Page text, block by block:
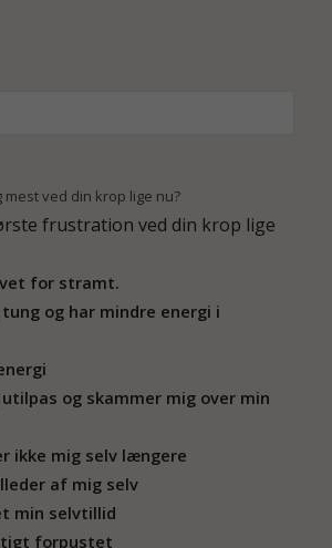
ved din krop lige nu?
frustration ved din krop lige
for stramt.
og har mindre energi i
og skammer mig over min
ikke mig selv længere
af mig selv
min selvtillid
forpustet